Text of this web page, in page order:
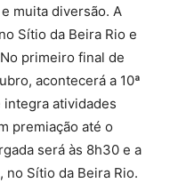
muita diversão. A
Sítio da Beira Rio e
primeiro final de
acontecerá a 10ª
integra atividades
premiação até o
será às 8h30 e a
Sítio da Beira Rio.